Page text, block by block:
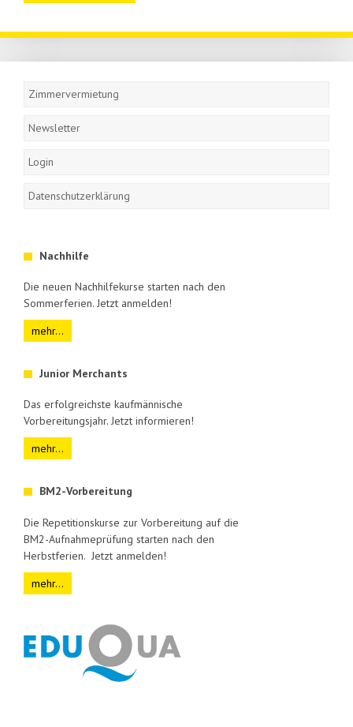
überspringen
Zimmervermietung
Newsletter
Login
Datenschutzerklärung
Nachhilfe
Die neuen Nachhilfekurse starten nach den
Sommerferien. Jetzt anmelden!
mehr...
Junior Merchants
Das erfolgreichste kaufmännische
Vorbereitungsjahr. Jetzt informieren!
mehr...
BM2-Vorbereitung
Die Repetitionskurse zur Vorbereitung auf die
BM2-Aufnahmeprüfung starten nach den
Herbstferien. Jetzt anmelden!
mehr...